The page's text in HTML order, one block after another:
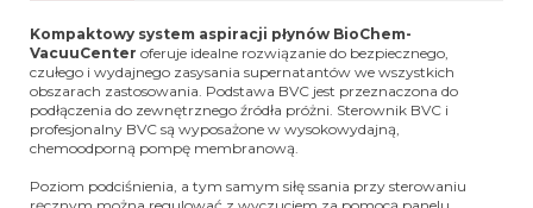
Kompaktowy system aspiracji płynów BioChem-
VacuuCenter oferuje idealne rozwiązanie do bezpiecznego,
czułego i wydajnego zasysania supernatantów we wszystkich
obszarach zastosowania. Podstawa BVC jest przeznaczona do
podłączenia do zewnętrznego źródła próżni. Sterownik BVC i
profesjonalny BVC są wyposażone w wysokowydajną,
chemoodporną pompę membranową.
Poziom podciśnienia, a tym samym siłę ssania przy sterowaniu